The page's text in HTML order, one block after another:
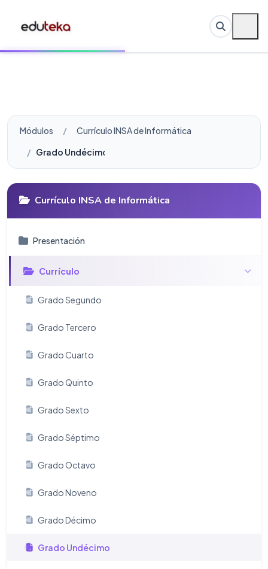
Módulos
Currículo INSA de Informática
Grado Undécimo
Currículo INSA de Informática
Presentación
Currículo
Grado Segundo
Grado Tercero
Grado Cuarto
Grado Quinto
Grado Sexto
Grado Séptimo
Grado Octavo
Grado Noveno
Grado Décimo
Grado Undécimo